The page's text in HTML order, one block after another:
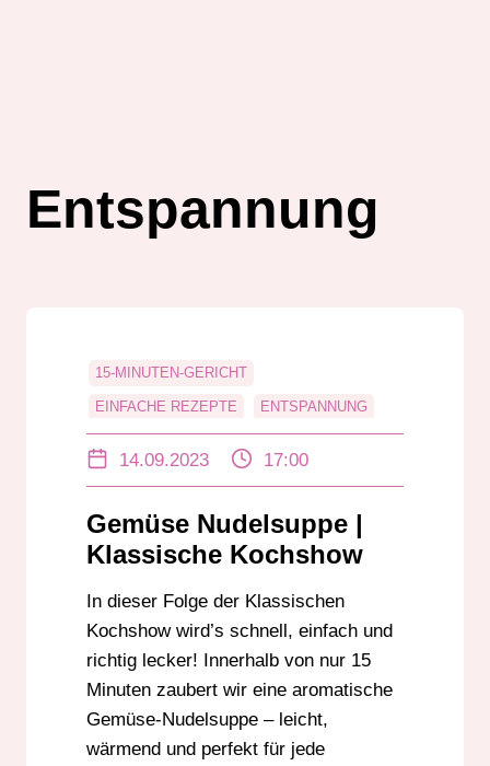
Entspannung
15-MINUTEN-GERICHT
EINFACHE REZEPTE ENTSPANNUNG
HAUSMANNSKOST
MUSIK UND GENUSS
SUPPE VEGAN VEGETARISCH
14.09.2023 17:00
Gemüse Nudelsuppe |
Klassische Kochshow
In dieser Folge der Klassischen
Kochshow wird’s schnell, einfach und
richtig lecker! Innerhalb von nur 15
Minuten zaubert wir eine aromatische
Gemüse-Nudelsuppe – leicht,
wärmend und perfekt für jede